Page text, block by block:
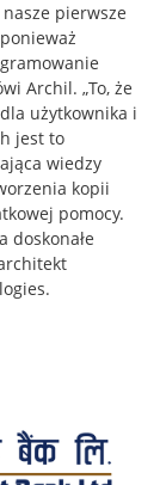
pierwsze
Archil. „To, że
użytkownika i
jest to
wiedzy
kopii
pomocy.
doskonałe